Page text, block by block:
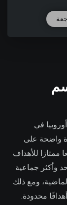
في
واضحة على
ممتازا للأهداف
وأكثر جماعية
ومع ذلك
محدودة.